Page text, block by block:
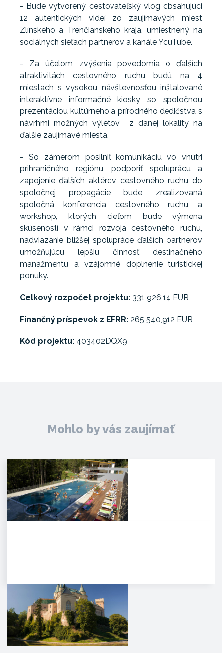
- Bude vytvorený cestovateľský vlog obsahujúci
12 autentických videí zo zaujímavých miest
Zlínskeho a Trenčianskeho kraja, umiestnený na
sociálnych sieťach partnerov a kanále YouTube.
- Za účelom zvýšenia povedomia o ďalších
atraktivitách cestovného ruchu budú na 4
miestach s vysokou návštevnosťou inštalované
interaktívne informačné kiosky so spoločnou
prezentáciou kultúrneho a prírodného dedičstva s
návrhmi možných výletov z danej lokality na
ďalšie zaujímavé miesta.
- So zámerom posilniť komunikáciu vo vnútri
prihraničného regiónu, podporiť spoluprácu a
zapojenie ďalších aktérov cestovného ruchu do
spoločnej propagácie bude zrealizovaná
spoločná konferencia cestovného ruchu a
workshop, ktorých cieľom bude výmena
skúseností v rámci rozvoja cestovného ruchu,
nadviazanie bližšej spolupráce ďalších partnerov
umožňujúcu lepšiu činnosť destinačného
manažmentu a vzájomné doplnenie turistickej
ponuky.
Celkový rozpočet projektu: 331 926,14 EUR
Finančný príspevok z EFRR: 265 540,912 EUR
Kód projektu: 403402DQX9
Mohlo by vás zaujímať